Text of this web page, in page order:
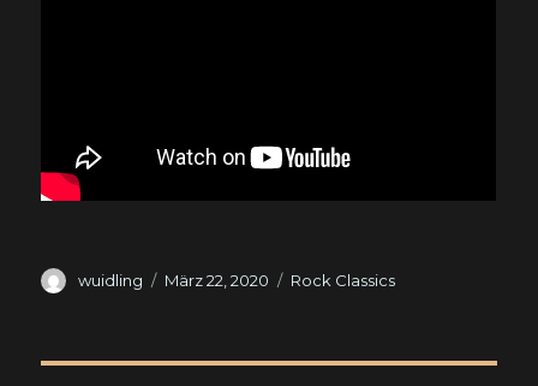
Autor
wuidling
Veröffentlicht
März 22, 2020 Kategorien
Rock Classics